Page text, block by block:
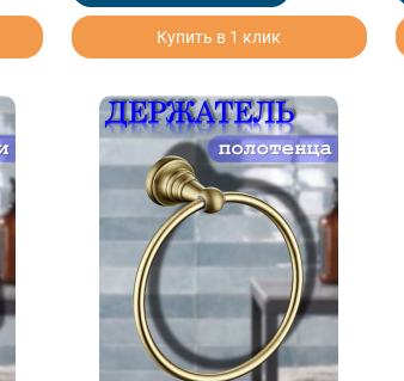
Купить в 1 клик